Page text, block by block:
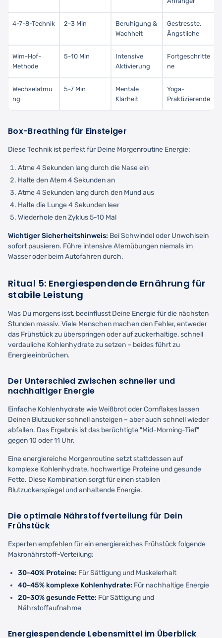
4-7-8-Technik 2-3 Min
Beruhigung &
Wachheit
Gestresste,
Ängstliche
Wim-Hof-
Methode
5-10 Min
Intensive
Aktivierung
Fortgeschritte
ne
Wechselatmu
ng
5-7 Min
Mentale
Klarheit
Yoga-
Praktizierende
Box-Breathing für Einsteiger
Diese Technik ist perfekt für Deine Morgenroutine Energie:
Atme 4 Sekunden lang durch die Nase ein
Halte den Atem 4 Sekunden an
Atme 4 Sekunden lang durch den Mund aus
Halte die Lunge 4 Sekunden leer
Wiederhole den Zyklus 5-10 Mal
Wichtiger Sicherheitshinweis: Bei Schwindel oder Unwohlsein
sofort pausieren. Führe intensive Atemübungen niemals im
Wasser oder beim Autofahren durch.
Ritual 5: Energiespendende Ernährung für
stabile Leistung
Was Du morgens isst, beeinflusst Deine Energie für die nächsten
Stunden massiv. Viele Menschen machen den Fehler, entweder
das Frühstück zu überspringen oder auf zuckerhaltige, schnell
verdauliche Kohlenhydrate zu setzen – beides führt zu
Energieeinbrüchen.
Der Unterschied zwischen schneller und
nachhaltiger Energie
Einfache Kohlenhydrate wie Weißbrot oder Cornflakes lassen
Deinen Blutzucker schnell ansteigen – aber auch schnell wieder
abfallen. Das Ergebnis ist das berüchtigte "Mid-Morning-Tief"
gegen 10 oder 11 Uhr.
Eine energiereiche Morgenroutine setzt stattdessen auf
komplexe Kohlenhydrate, hochwertige Proteine und gesunde
Fette. Diese Kombination sorgt für einen stabilen
Blutzuckerspiegel und anhaltende Energie.
Die optimale Nährstoffverteilung für Dein
Frühstück
Experten empfehlen für ein energiereiches Frühstück folgende
Makronährstoff-Verteilung:
30-40% Proteine: Für Sättigung und Muskelerhalt
40-45% komplexe Kohlenhydrate: Für nachhaltige Energie
20-30% gesunde Fette: Für Sättigung und
Nährstoffaufnahme
Energiespendende Lebensmittel im Überblick